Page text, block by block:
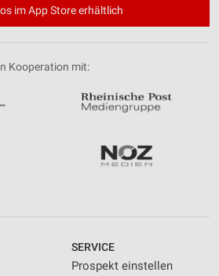
im App Store erhältlich
Kooperation mit:
SERVICE
Prospekt einstellen